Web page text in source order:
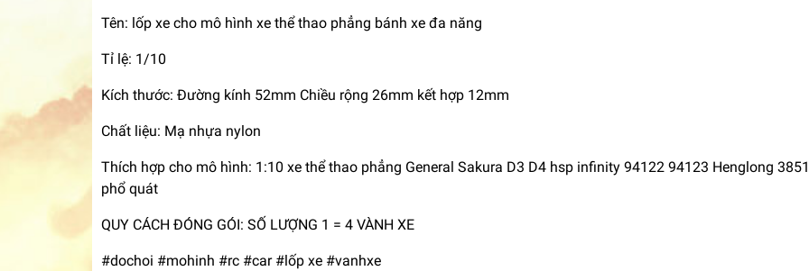
Tên: lốp xe cho mô hình xe thể thao phẳng bánh xe đa năng
Tỉ lệ: 1/10
Kích thước: Đường kính 52mm Chiều rộng 26mm kết hợp 12mm
Chất liệu: Mạ nhựa nylon
Thích hợp cho mô hình: 1:10 xe thể thao phẳng General Sakura D3 D4 hsp infinity 94122 94123 Henglong
phổ quát
QUY CÁCH ĐÓNG GÓI: SỐ LƯỢNG 1 = 4 VÀNH XE
#dochoi #mohinh #rc #car #lốp xe #vanhxe